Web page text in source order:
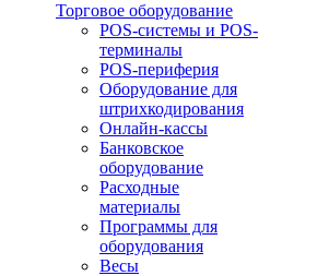
Торговое оборудование
POS-системы и POS-
терминалы
POS-периферия
Оборудование для
штрихкодирования
Онлайн-кассы
Банковское
оборудование
Расходные
материалы
Программы для
оборудования
Весы